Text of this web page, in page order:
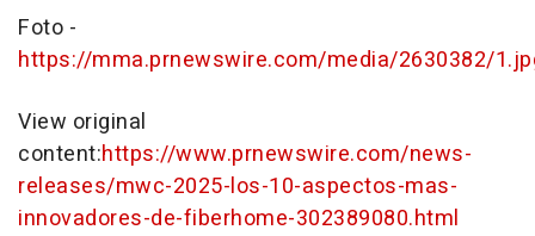
Foto -
https://mma.prnewswire.com/media/2630382/
View original
content:https://www.prnewswire.com/news-
releases/mwc-2025-los-10-aspectos-mas-
innovadores-de-fiberhome-302389080.html